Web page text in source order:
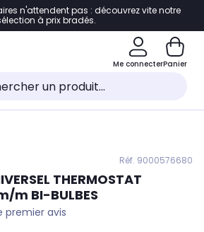
à la navigation
au pied de page
au chatbot
n'attendent pas : découvrez vite notre
à prix bradés.
Me connecterPanier
Réf. 9000576680
THERMOSTAT
m BI-BULBES
premier avis